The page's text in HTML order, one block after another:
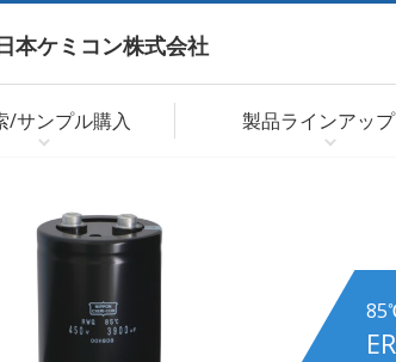
本ケミコン株式会社
/サンプル購入 製品ラインアップ